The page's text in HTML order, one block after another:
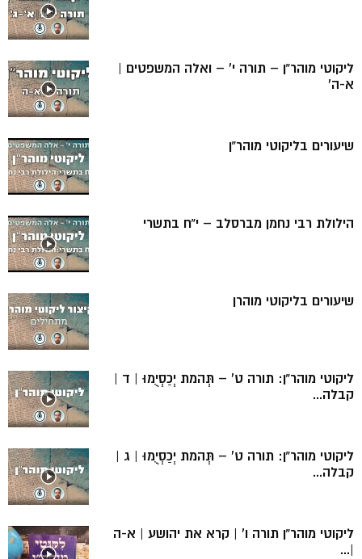
ליקוטי מוהר”ן – תורה י’ – ואלה המשפטים |
א-ה’
שיעורים בליקוטי מוהר”ן
הילולת רבי נחמן מברסלב – י”ח בתשרי
שיעורים בליקוטי מוהרן
ליקוטי מוהר”ן: תורה ט’ – תְּהמת יְכַסְיֻמוּ | ד |
קבלה...
ליקוטי מוהר”ן: תורה ט’ – תְּהמת יְכַסְיֻמוּ | ג |
קבלה...
ליקוטי מוהר”ן תורה ו’ | קרא את יהושע | א-ה
|...